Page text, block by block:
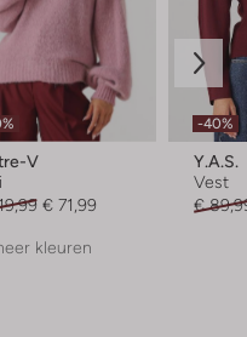
V
€ 71,99
kleuren
-40%
Y.a.s.
Vest
€